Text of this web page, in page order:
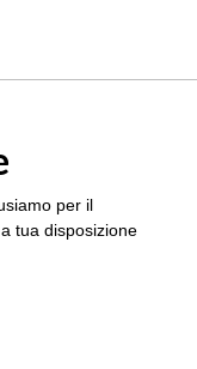
per il
tua disposizione